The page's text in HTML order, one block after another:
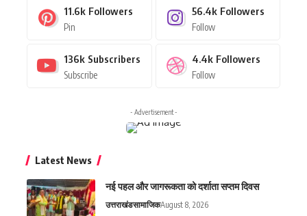
11.6k Followers
Pin
56.4k Followers
Follow
136k Subscribers
Subscribe
4.4k Followers
Follow
- Advertisement -
Latest News
नई पहल और जागरूकता को दर्शाता सप्तम दिवस
उत्तराखंडसामाजिकAugust 8, 2026